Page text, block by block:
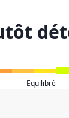
Equilibré